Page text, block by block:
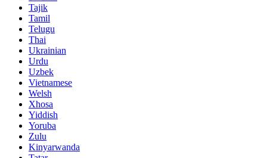
Tajik
Tamil
Telugu
Thai
Ukrainian
Urdu
Uzbek
Vietnamese
Welsh
Xhosa
Yiddish
Yoruba
Zulu
Kinyarwanda